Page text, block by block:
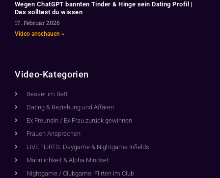
Wegen ChatGPT bannten Tinder & Hinge sein Dating Profil |
Das solltest du wissen
17. Februar 2026
Video anschauen »
Video-Kategorien
Besser im Bett
Dating & Beziehung und Affären
Ex Freundin / Ex Frau zurück gewinnen
Frauen Ansprechen
LIVE FLIRTS: Daygame & Nightgame Infields
Männlichkeit & Alpha Mindset
Nightgame / Clubgame: Flirten im Club